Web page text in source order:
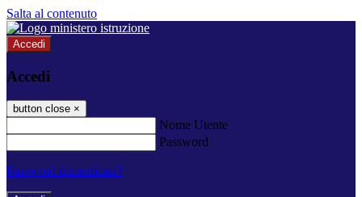
Salta al contenuto
Accedi
Accedi
button close ×
Nome Utente
Password
Password dimenticata?